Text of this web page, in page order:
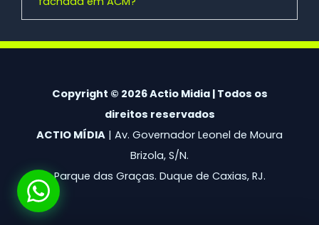
Copyright © 2026 Actio Midia | Todos os
direitos reservados
ACTIO MÍDIA | Av. Governador Leonel de Moura
Brizola, S/N.
Parque das Graças. Duque de Caxias, RJ.